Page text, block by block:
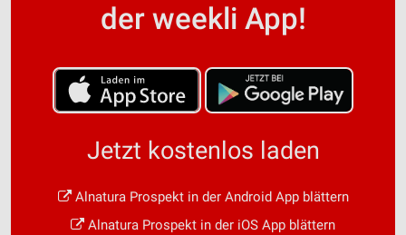
der weekli App!
Jetzt kostenlos laden
Alnatura Prospekt in der Android App blättern
Alnatura Prospekt in der iOS App blättern